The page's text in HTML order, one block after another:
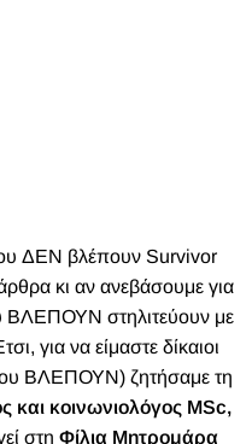
ΔΕΝ βλέπουν Survivor
κι αν ανεβάσουμε για
ΒΛΕΠΟΥΝ στηλιτεύουν με
για να είμαστε δίκαιοι
που ΒΛΕΠΟΥΝ) ζητήσαμε τη
και κοινωνιολόγος ΜSc,
στη Φίλια Μητρομάρα